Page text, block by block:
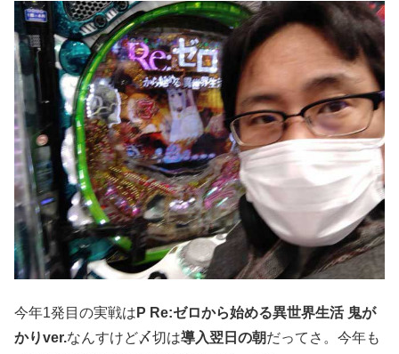
今年1発目の実戦は P Re:ゼロから始める異世界生活 鬼が
かりver.なんすけど〆切は導入翌日の朝だってさ。今年も